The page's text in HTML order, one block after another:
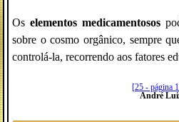
Os elementos medicamentosos
sobre o cosmo orgânico, sempre
controlá-la, recorrendo aos fatores
[25 - página
André